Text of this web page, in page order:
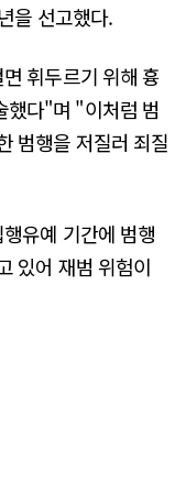
을 선고했다.
휘두르기 위해 흉
했다"며 "이처럼 범
범행을 저질러 죄질
유예 기간에 범행
있어 재범 위험이